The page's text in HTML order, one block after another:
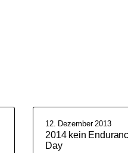
12. Dezember 2013
2014 kein
Day